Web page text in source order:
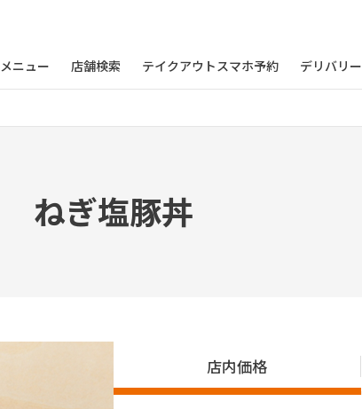
メニュー 店舗検索 テイクアウトスマホ予約 デリバリー
ねぎ塩豚丼
店内価格